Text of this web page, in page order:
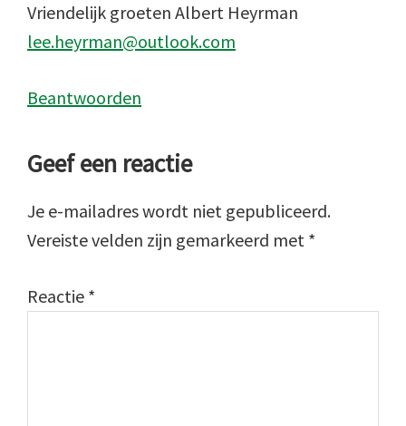
Vriendelijk groeten Albert Heyrman
lee.heyrman@outlook.com
Beantwoorden
Geef een reactie
Je e-mailadres wordt niet gepubliceerd.
Vereiste velden zijn gemarkeerd met *
Reactie *